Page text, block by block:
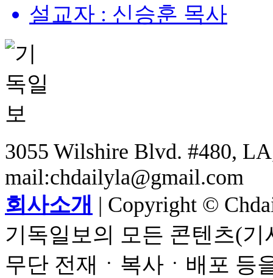
설교자 : 신승훈 목사
3055 Wilshire Blvd. #480,
mail:chdailyla@gmail.com
회사소개 | Copyright ©
기독일보의 모든 콘텐츠(
무단 전재ㆍ복사ㆍ배포 등